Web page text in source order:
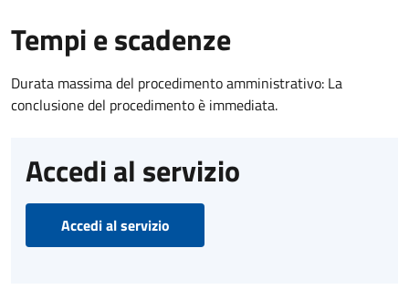
Tempi e scadenze
Durata massima del procedimento amministrativo: La
conclusione del procedimento è immediata.
Accedi al servizio
Accedi al servizio